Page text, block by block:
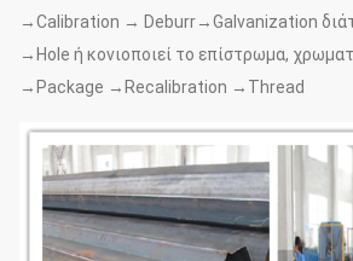
→Calibration → Deburr→Galvanization
→Hole ή κονιοποιεί το επίστρωμα,
→Package →Recalibration →Thread